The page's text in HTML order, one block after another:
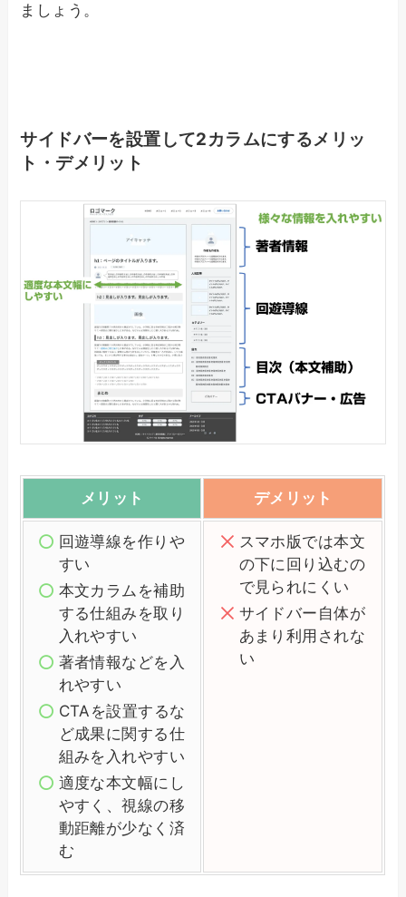
ましょう。
サイドバーを設置して2カラムにするメリッ
ト・デメリット
メリット デメリット
回遊導線を作りや
すい
本文カラムを補助
する仕組みを取り
入れやすい
著者情報などを入
れやすい
CTAを設置するな
ど成果に関する仕
組みを入れやすい
適度な本文幅にし
やすく、視線の移
動距離が少なく済
む
スマホ版では本文
の下に回り込むの
で見られにくい
サイドバー自体が
あまり利用されな
い